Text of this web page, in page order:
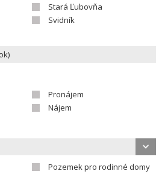
Stará Ľubovňa
Svidník
Pronájem
Nájem
Pozemek pro rodinné domy